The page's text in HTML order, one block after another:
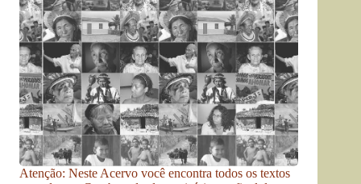
Atenção: Neste Acervo você encontra todos os textos